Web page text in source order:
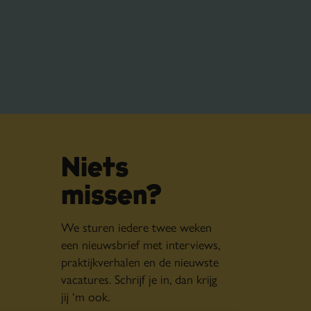
Niets
missen?
We sturen iedere twee weken
een nieuwsbrief met interviews,
praktijkverhalen en de nieuwste
vacatures. Schrijf je in, dan krijg
jij ‘m ook.